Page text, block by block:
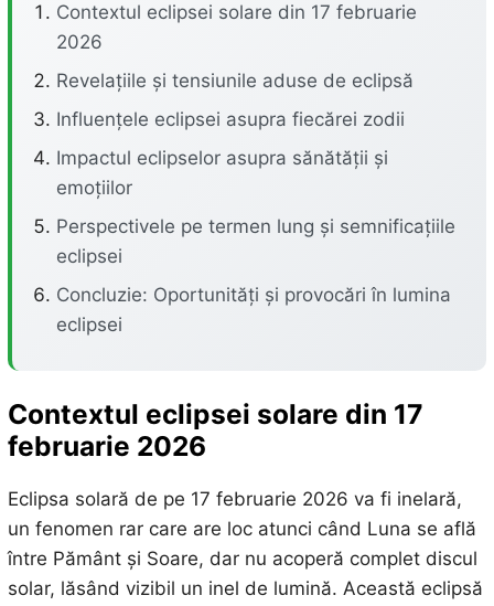
Contextul eclipsei solare din 17 februarie
2026
Revelațiile și tensiunile aduse de eclipsă
Influențele eclipsei asupra fiecărei zodii
Impactul eclipselor asupra sănătății și
emoțiilor
Perspectivele pe termen lung și semnificațiile
eclipsei
Concluzie: Oportunități și provocări în lumina
eclipsei
Contextul eclipsei solare din 17
februarie 2026
Eclipsa solară de pe 17 februarie 2026 va fi inelară,
un fenomen rar care are loc atunci când Luna se află
între Pământ și Soare, dar nu acoperă complet discul
solar, lăsând vizibil un inel de lumină. Această eclipsă